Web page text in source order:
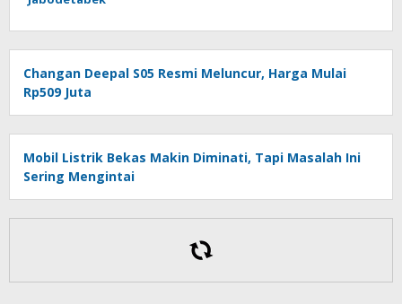
Changan Deepal S05 Resmi Meluncur, Harga Mulai
Rp509 Juta
Mobil Listrik Bekas Makin Diminati, Tapi Masalah Ini
Sering Mengintai